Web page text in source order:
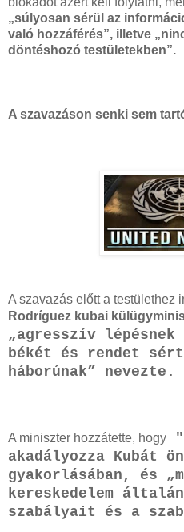
„súlyosan sérül az
való hozzáférés”, illetve
döntéshozó testületekben”.
A szavazáson senki sem
A szavazás előtt a testülethez
Rodríguez kubai
„agresszív lépésnek
békét és rendet
háborúnak” nevezte.
A miniszter hozzátette, hogy
akadályozza Kubát
gyakorlásában, és
kereskedelem
szabályait és a